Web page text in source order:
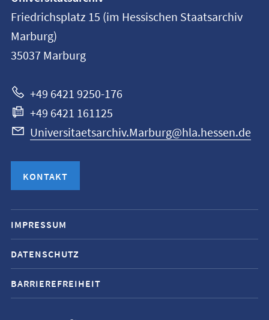
und
Informationen
zur
Website
der
Universität
Marburg
Friedrichsplatz 15 (im Hessischen Staatsarchiv
Marburg)
35037 Marburg
+49 6421 9250-176
+49 6421 161125
Universitaetsarchiv.Marburg@hla.hessen.de
KONTAKT
Mobile-
Service-
Navigation
und
Social
IMPRESSUM
DATENSCHUTZ
BARRIEREFREIHEIT